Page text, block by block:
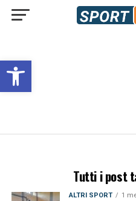
Open toolbar
Tutti i post
ALTRI SPORT 1